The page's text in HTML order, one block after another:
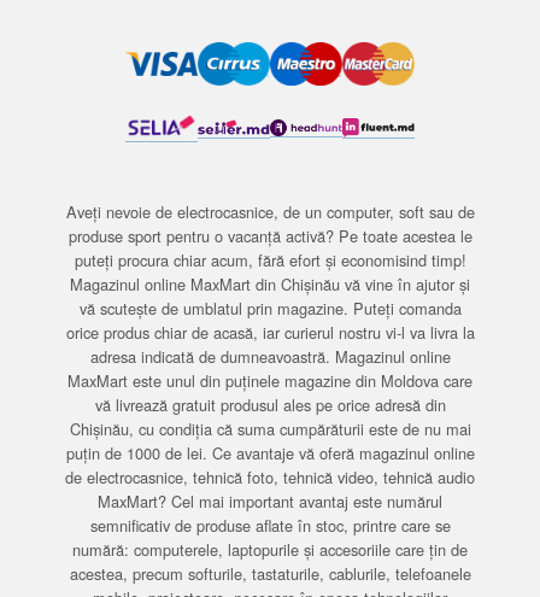
Aveți nevoie de electrocasnice, de un computer, soft sau de
produse sport pentru o vacanță activă? Pe toate acestea le
puteți procura chiar acum, fără efort și economisind timp!
Magazinul online MaxMart din Chișinău vă vine în ajutor și
vă scutește de umblatul prin magazine. Puteți comanda
orice produs chiar de acasă, iar curierul nostru vi-l va livra la
adresa indicată de dumneavoastră. Magazinul online
MaxMart este unul din puținele magazine din Moldova care
vă livrează gratuit produsul ales pe orice adresă din
Chișinău, cu condiția că suma cumpărăturii este de nu mai
puțin de 1000 de lei. Ce avantaje vă oferă magazinul online
de electrocasnice, tehnică foto, tehnică video, tehnică audio
MaxMart? Cel mai important avantaj este numărul
semnificativ de produse aflate în stoc, printre care se
numără: computerele, laptopurile și accesoriile care țin de
acestea, precum softurile, tastaturile, cablurile, telefoanele